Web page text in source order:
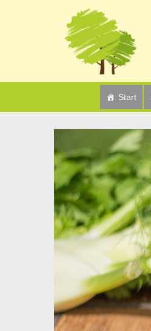
Start
Home Heilfasten